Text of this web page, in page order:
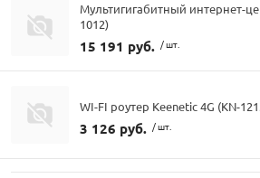
Мультигигабитный интернет-
1012)
15 191 руб. / шт.
WI-FI роутер Keenetic 4G (KN-
3 126 руб. / шт.